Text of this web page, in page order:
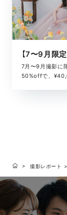
7月〜9月撮影に
50%offで、
撮影レポート